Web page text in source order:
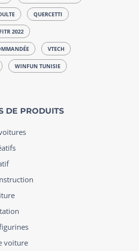
QUERCETTI
2022
VTECH
WINFUN TUNISIE
DE PRODUITS
voiture